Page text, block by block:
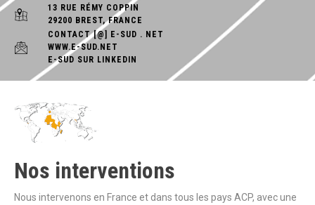
13 RUE RÉMY COPPIN
29200 BREST, FRANCE
CONTACT [@] E-SUD . NET
WWW.E-SUD.NET
E-SUD SUR LINKEDIN
Nos interventions
Nous intervenons en France et dans tous les pays ACP, avec une